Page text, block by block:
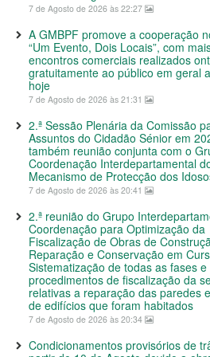
7 de Agosto de 2026 às 22:27
A GMBPF promove a cooperação
“Um Evento, Dois Locais”, com
encontros comerciais realizados
gratuitamente ao público em geral
hoje
7 de Agosto de 2026 às 21:31
2.ª Sessão Plenária da Comissão
Assuntos do Cidadão Sénior em
também reunião conjunta com o
Coordenação Interdepartamental
Mecanismo de Protecção dos
7 de Agosto de 2026 às 20:41
2.ª reunião do Grupo
Coordenação para Optimização da
Fiscalização de Obras de
Reparação e Conservação em
Sistematização de todas as fases e
procedimentos de fiscalização da
relativas a reparação das paredes
de edifícios que foram habitados
7 de Agosto de 2026 às 20:34
Condicionamentos provisórios de